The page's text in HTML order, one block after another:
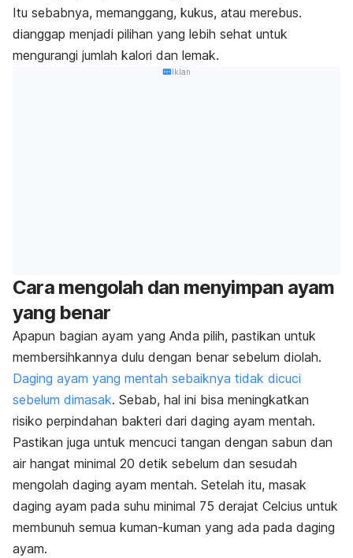
Itu sebabnya, memanggang, kukus, atau merebus.
dianggap menjadi pilihan yang lebih sehat untuk
mengurangi jumlah kalori dan lemak.
Iklan
Cara mengolah dan menyimpan ayam
yang benar
Apapun bagian ayam yang Anda pilih, pastikan untuk
membersihkannya dulu dengan benar sebelum diolah.
Daging ayam yang mentah sebaiknya tidak dicuci
sebelum dimasak. Sebab, hal ini bisa meningkatkan
risiko perpindahan bakteri dari daging ayam mentah.
Pastikan juga untuk mencuci tangan dengan sabun dan
air hangat minimal 20 detik sebelum dan sesudah
mengolah daging ayam mentah. Setelah itu, masak
daging ayam pada suhu minimal 75 derajat Celcius untuk
membunuh semua kuman-kuman yang ada pada daging
ayam.